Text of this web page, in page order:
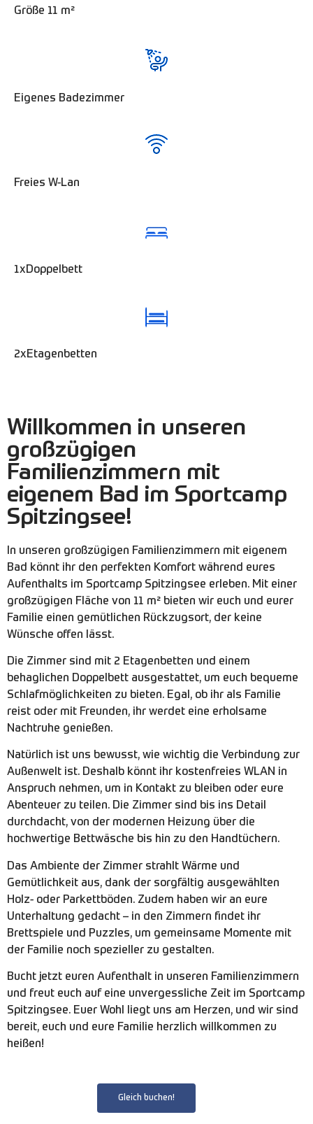
Größe 11 m²
Eigenes Badezimmer
Freies W-Lan
1xDoppelbett
2xEtagenbetten
Willkommen in unseren
großzügigen
Familienzimmern mit
eigenem Bad im Sportcamp
Spitzingsee!
In unseren großzügigen Familienzimmern mit eigenem
Bad könnt ihr den perfekten Komfort während eures
Aufenthalts im Sportcamp Spitzingsee erleben. Mit einer
großzügigen Fläche von 11 m² bieten wir euch und eurer
Familie einen gemütlichen Rückzugsort, der keine
Wünsche offen lässt.
Die Zimmer sind mit 2 Etagenbetten und einem
behaglichen Doppelbett ausgestattet, um euch bequeme
Schlafmöglichkeiten zu bieten. Egal, ob ihr als Familie
reist oder mit Freunden, ihr werdet eine erholsame
Nachtruhe genießen.
Natürlich ist uns bewusst, wie wichtig die Verbindung zur
Außenwelt ist. Deshalb könnt ihr kostenfreies WLAN in
Anspruch nehmen, um in Kontakt zu bleiben oder eure
Abenteuer zu teilen. Die Zimmer sind bis ins Detail
durchdacht, von der modernen Heizung über die
hochwertige Bettwäsche bis hin zu den Handtüchern.
Das Ambiente der Zimmer strahlt Wärme und
Gemütlichkeit aus, dank der sorgfältig ausgewählten
Holz- oder Parkettböden. Zudem haben wir an eure
Unterhaltung gedacht – in den Zimmern findet ihr
Brettspiele und Puzzles, um gemeinsame Momente mit
der Familie noch spezieller zu gestalten.
Bucht jetzt euren Aufenthalt in unseren Familienzimmern
und freut euch auf eine unvergessliche Zeit im Sportcamp
Spitzingsee. Euer Wohl liegt uns am Herzen, und wir sind
bereit, euch und eure Familie herzlich willkommen zu
heißen!
Gleich buchen!